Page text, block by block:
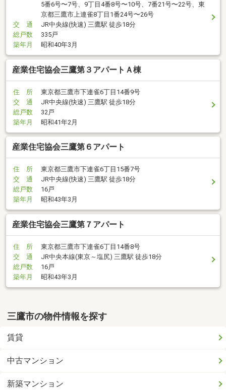
5番6号〜7号、9丁目4番8号〜10号、7番21号〜22号、東
京都三鷹市上連雀8丁目1番24号〜26号
交 通
JR中央線(快速) 三鷹駅 徒歩18分
総戸数
335戸
築年月
昭和40年3月
産業住宅協会三鷹第３アパートＡ棟
住 所
東京都三鷹市下連雀6丁目14番9号
交 通
JR中央線(快速) 三鷹駅 徒歩18分
総戸数
32戸
築年月
昭和41年2月
産業住宅協会三鷹第６アパート
住 所
東京都三鷹市下連雀6丁目15番7号
交 通
JR中央線(快速) 三鷹駅 徒歩18分
総戸数
16戸
築年月
昭和43年3月
産業住宅協会三鷹第７アパート
住 所
東京都三鷹市下連雀6丁目14番8号
交 通
JR中央本線(東京～塩尻) 三鷹駅 徒歩18分
総戸数
16戸
築年月
昭和43年3月
三鷹市の物件情報を探す
賃貸
中古マンション
新築マンション